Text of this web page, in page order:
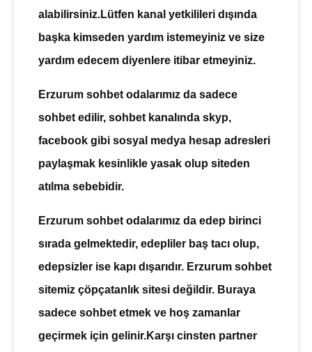
alabilirsiniz.Lütfen kanal yetkilileri dışında
başka kimseden yardım istemeyiniz ve size
yardım edecem diyenlere itibar etmeyiniz.
Erzurum sohbet odalarımız da sadece
sohbet edilir, sohbet kanalında skyp,
facebook gibi sosyal medya hesap adresleri
paylaşmak kesinlikle yasak olup siteden
atılma sebebidir.
Erzurum sohbet odalarımız da edep birinci
sırada gelmektedir, edepliler baş tacı olup,
edepsizler ise kapı dışarıdır. Erzurum sohbet
sitemiz çöpçatanlık sitesi değildir. Buraya
sadece sohbet etmek ve hoş zamanlar
geçirmek için gelinir.Karşı cinsten partner